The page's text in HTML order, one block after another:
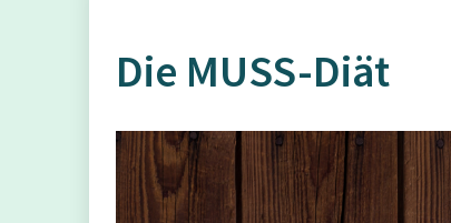
Die MUSS-Diät